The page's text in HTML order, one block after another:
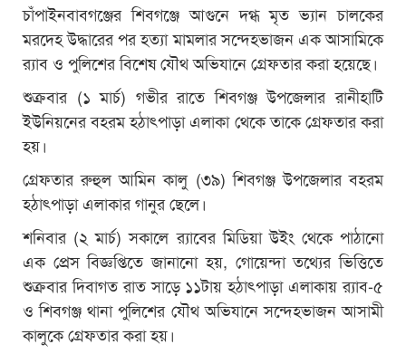
চাঁপাইনবাবগঞ্জের শিবগঞ্জে আগুনে দগ্ধ মৃত ভ্যান চালকের
মরদেহ উদ্ধারের পর হত্যা মামলার সন্দেহভাজন এক আসামিকে
র‌্যাব ও পুলিশের বিশেষ যৌথ অভিযানে গ্রেফতার করা হয়েছে।
শুক্রবার (১ মার্চ) গভীর রাতে শিবগঞ্জ উপজেলার রানীহাটি
ইউনিয়নের বহরম হঠাৎপাড়া এলাকা থেকে তাকে গ্রেফতার করা
হয়।
গ্রেফতার রুহুল আমিন কালু (৩৯) শিবগঞ্জ উপজেলার বহরম
হঠাৎপাড়া এলাকার গানুর ছেলে।
শনিবার (২ মার্চ) সকালে র‌্যাবের মিডিয়া উইং থেকে পাঠানো
এক প্রেস বিজ্ঞপ্তিতে জানানো হয়, গোয়েন্দা তথ্যের ভিত্তিতে
শুক্রবার দিবাগত রাত সাড়ে ১১টায় হঠাৎপাড়া এলাকায় র‌্যাব-৫
ও শিবগঞ্জ থানা পুলিশের যৌথ অভিযানে সন্দেহভাজন আসামী
কালুকে গ্রেফতার করা হয়।